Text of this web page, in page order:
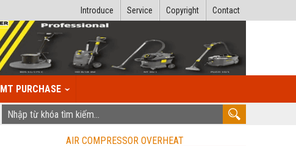
Contact
Copyright
Service
Introduce
MT PURCHASE
AIR COMPRESSOR OVERHEAT